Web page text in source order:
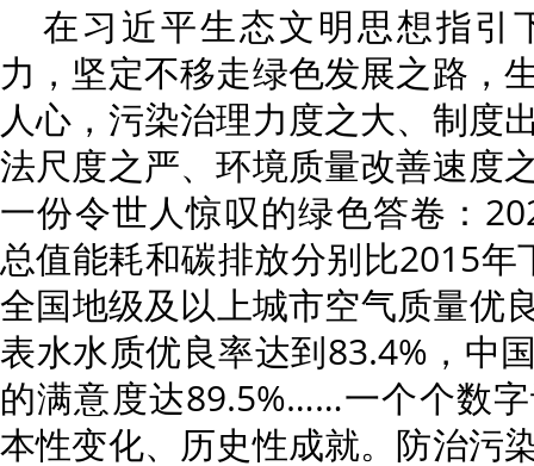
在习近平生态文明思想指引
力，坚定不移走绿色发展之路，
人心，污染治理力度之大、制度
法尺度之严、环境质量改善速度
一份令世人惊叹的绿色答卷：
总值能耗和碳排放分别比2015年
全国地级及以上城市空气质量优
表水水质优良率达到83.4%，中
的满意度达89.5%……一个个数
本性变化、历史性成就。防治污